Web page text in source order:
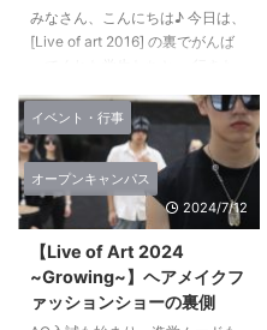
みなさん、こんにちは♪ 今日は、
[Live of art 2016] の裏でがんば
いていた（笑）卒業生たちを紹介
したいと思います♪ Live of art
の招待状をサロンに置かせていた
だきました、おなじみの
[re~lounge江木店] では 今年３年
生コースを卒業した13期生 白石
達也さんが電話対応していまし
た。 10期生 庄司拓也さん
（左）と 電話対応を終えた白石
イベント・行事
オープンキャンパス
2024/7/12
【Live of Art 2024
~Growing~】ヘアメイクフ
ァッションショーの裏側